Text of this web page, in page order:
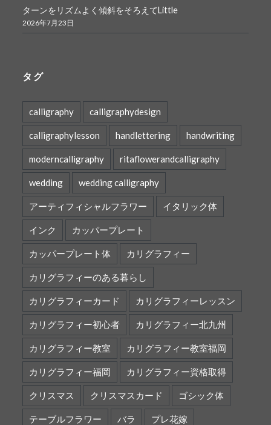
ターンをリズムよく傾斜をそろえてLittle
2026年7月23日
タグ
calligraphy calligraphydesign
calligraphylesson handlettering handwriting
moderncalligraphy ritaflowerandcalligraphy
wedding wedding calligraphy
アーティフィシャルフラワー イタリック体
インク カッパープレート
カッパープレート体 カリグラフィー
カリグラフィーのある暮らし
カリグラフィーカード カリグラフィーレッスン
カリグラフィー初心者 カリグラフィー北九州
カリグラフィー教室 カリグラフィー教室福岡
カリグラフィー福岡 カリグラフィー資格取得
クリスマス クリスマスカード ゴシック体
テーブルフラワー バラ プレ花嫁